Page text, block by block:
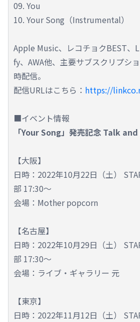
09. You
10. Your Song（Instrumental）
Apple Music、レコチョクBEST、
fy、AWA他、主要サブスクリプシ
時配信。
配信URLはこちら： https://
■イベント情報
「Your Song」発売記念 Talk
【大阪】
日時：2022年10月22日（土）
部 17:30～
会場：Mother popcorn
【名古屋】
日時：2022年10月29日（土）
部 17:30～
会場：ライブ・ギャラリー 元
【東京】
日時：2022年11月12日（土）